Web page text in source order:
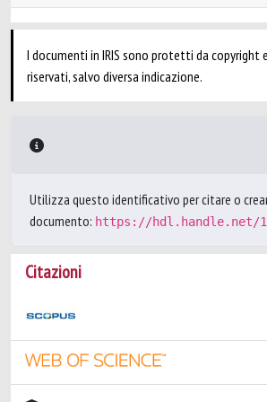
I documenti in IRIS sono protetti da
riservati, salvo diversa indicazione.
Utilizza questo identificativo per citare o
documento: https://hdl.handle.net/
Citazioni